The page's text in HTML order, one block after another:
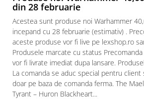
din 28 februarie
Acestea sunt produse noi Warhammer
incepand cu 28 februarie (estimativ) .
aceste produse vor fi live pe lexshop.ro
Produsele marcate cu status
vor fi livrate imediat dupa lansare.
La comanda se aduc special pentru
doar pe baza de comanda ferma. The
Tyrant – Huron Blackheart...